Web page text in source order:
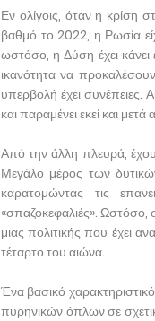
Εν ολίγοις, όταν η κρίση
βαθμό το 2022, η Ρωσία
ωστόσο, η Δύση έχει
ικανότητα να
υπερβολή έχει συνέπειες.
και παραμένει εκεί και
Από την άλλη πλευρά,
Μεγάλο μέρος των
καρατομώντας τις
«σπαζοκεφαλιές». Ωστόσο,
μιας πολιτικής που έχει
τέταρτο του αιώνα.
Ένα βασικό
πυρηνικών όπλων σε